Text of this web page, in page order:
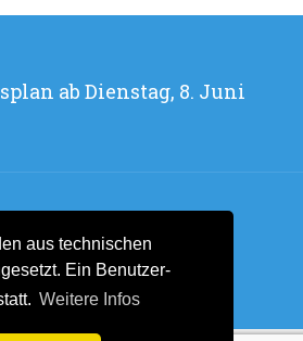
aus technischen
Ein Benutzer-
Weitere Infos
ab Dienstag, 8. Juni
Juli ab 19:00 Uhr auf